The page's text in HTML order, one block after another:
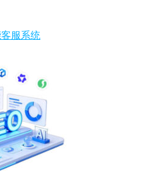
服系统